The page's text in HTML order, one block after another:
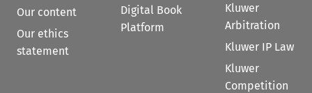
Our content
Our ethics
statement
Digital Book
Platform
Kluwer
Arbitration
Kluwer IP Law
Kluwer
Competition